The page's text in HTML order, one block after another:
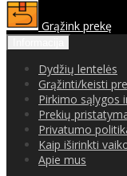
Grąžink prekę
Dydžių lentelės
Grąžinti/keisti
Pirkimo sąlygos
Prekių
Privatumo
Kaip iširinkti
Apie mus